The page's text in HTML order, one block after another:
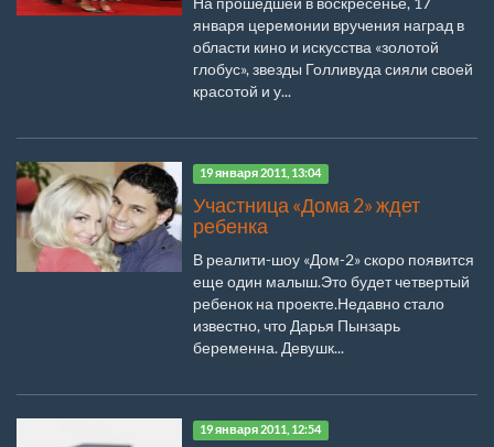
января церемонии вручения наград в
области кино и искусства «золотой
глобус», звезды Голливуда сияли своей
красотой и у...
19 января 2011, 13:04
Участница «Дома 2» ждет
ребенка
В реалити-шоу «Дом-2» скоро появится
еще один малыш.Это будет четвертый
ребенок на проекте.Недавно стало
известно, что Дарья Пынзарь
беременна. Девушк...
19 января 2011, 12:54